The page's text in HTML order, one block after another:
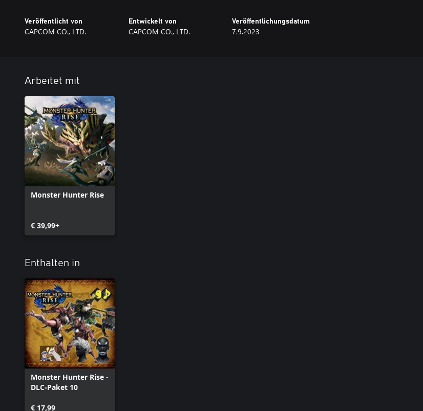
Veröffentlicht von
CAPCOM CO., LTD.
Entwickelt von
CAPCOM CO., LTD.
Veröffentlichungsdatum
7.9.2023
Arbeitet mit
Monster Hunter Rise
€ 39,99+
Enthalten in
Monster Hunter Rise -
DLC-Paket 10
€ 17,99